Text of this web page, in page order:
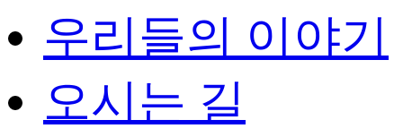
우리들의 이야기
오시는 길